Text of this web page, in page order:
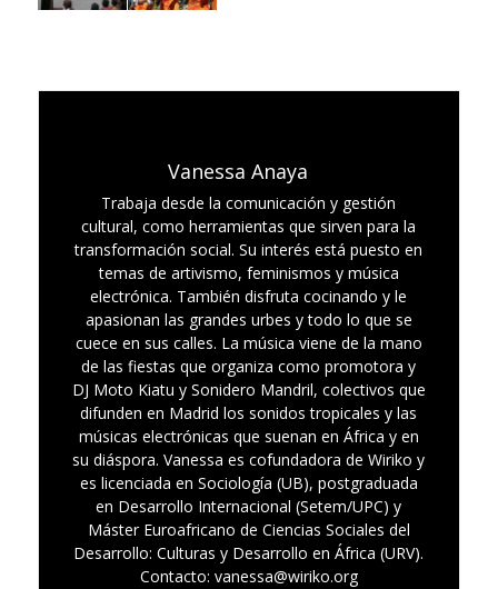
Vanessa Anaya
Trabaja desde la comunicación y gestión
cultural, como herramientas que sirven para la
transformación social. Su interés está puesto en
temas de artivismo, feminismos y música
electrónica. También disfruta cocinando y le
apasionan las grandes urbes y todo lo que se
cuece en sus calles. La música viene de la mano
de las fiestas que organiza como promotora y
DJ Moto Kiatu y Sonidero Mandril, colectivos que
difunden en Madrid los sonidos tropicales y las
músicas electrónicas que suenan en África y en
su diáspora. Vanessa es cofundadora de Wiriko y
es licenciada en Sociología (UB), postgraduada
en Desarrollo Internacional (Setem/UPC) y
Máster Euroafricano de Ciencias Sociales del
Desarrollo: Culturas y Desarrollo en África (URV).
Contacto: vanessa@wiriko.org